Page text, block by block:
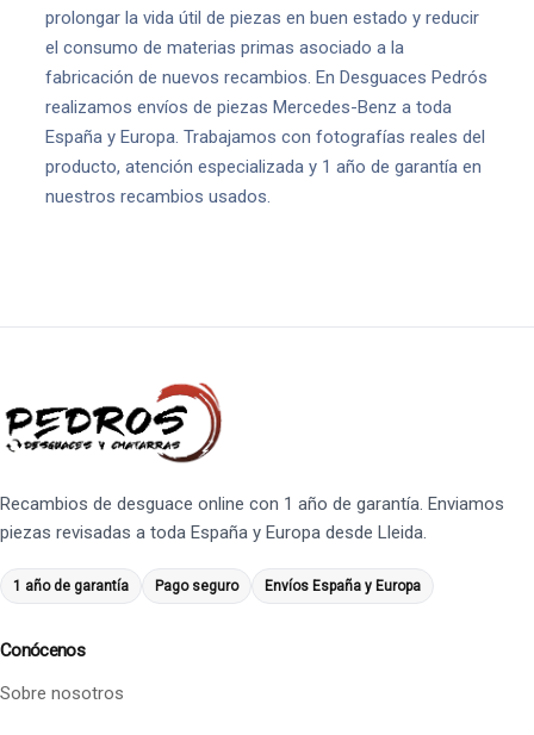
prolongar la vida útil de piezas en buen estado y reducir
el consumo de materias primas asociado a la
fabricación de nuevos recambios. En Desguaces Pedrós
realizamos envíos de piezas Mercedes-Benz a toda
España y Europa. Trabajamos con fotografías reales del
producto, atención especializada y 1 año de garantía en
nuestros recambios usados.
Recambios de desguace online con 1 año de garantía. Enviamos
piezas revisadas a toda España y Europa desde Lleida.
1 año de garantía Pago seguro Envíos España y Europa
Conócenos
Sobre nosotros